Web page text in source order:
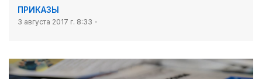
ПРИКАЗЫ
3 августа 2017 г. 8:33